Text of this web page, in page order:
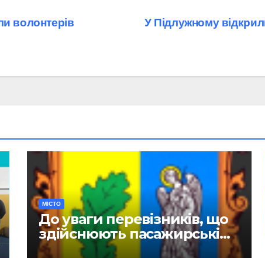
У Підлужному
волонтерів
МІСТО
До уваги перевізників, що
здійснюють пасажирські
перевезення